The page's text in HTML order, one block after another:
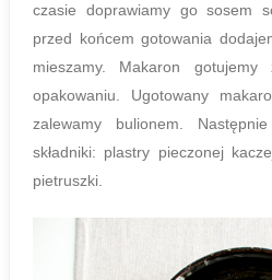
czasie doprawiamy go sosem
przed końcem gotowania
mieszamy. Makaron
opakowaniu. Ugotowany
zalewamy bulionem.
składniki: plastry pieczonej
pietruszki.